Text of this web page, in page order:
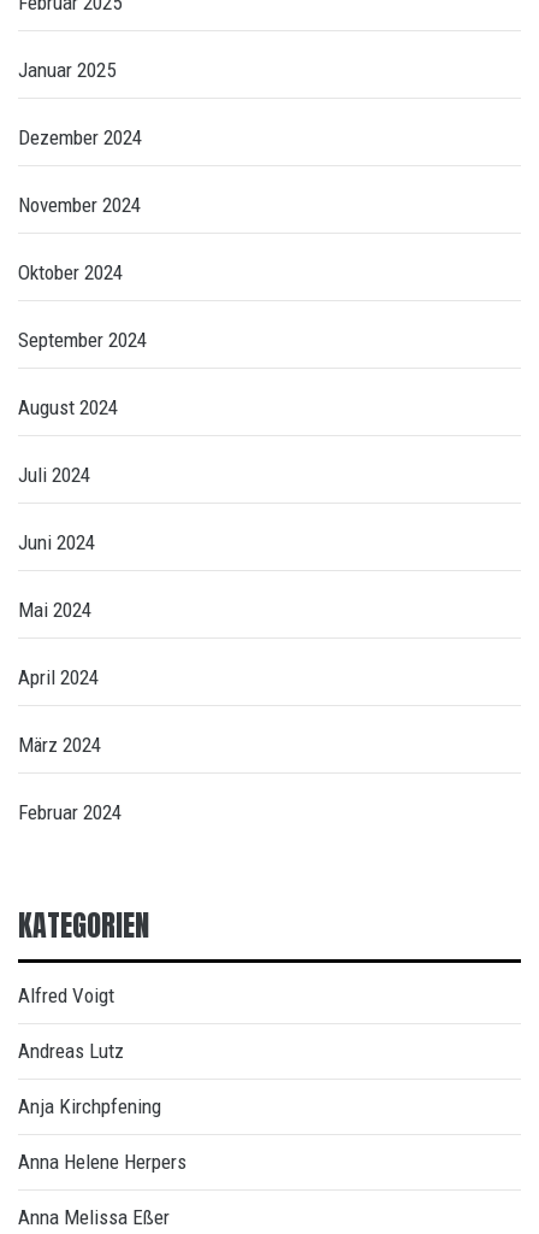
Januar 2025
Dezember 2024
November 2024
Oktober 2024
September 2024
August 2024
Juli 2024
Juni 2024
Mai 2024
April 2024
März 2024
Februar 2024
KATEGORIEN
Alfred Voigt
Andreas Lutz
Anja Kirchpfening
Anna Helene Herpers
Anna Melissa Eßer